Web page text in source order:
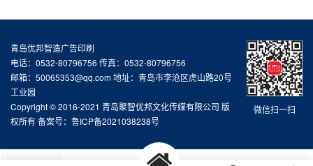
微信扫一扫
青岛优邦智造广告印刷
电话：0532-80796756 传真：0532-80796756
邮箱：50065353@qq.com 地址：青岛市李沧区虎山路20号
工业园
Copyright © 2016-2021 青岛聚智优邦文化传媒有限公司 版
权所有 备案号： 鲁ICP备2021038238号
15054828564